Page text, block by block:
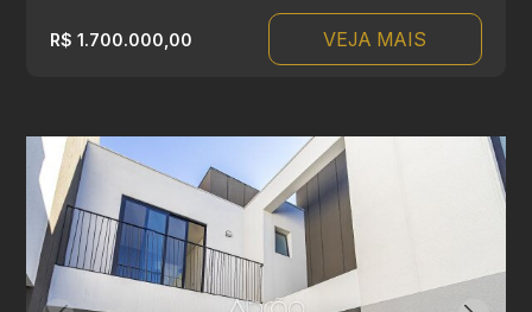
R$ 1.700.000,00 VEJA MAIS